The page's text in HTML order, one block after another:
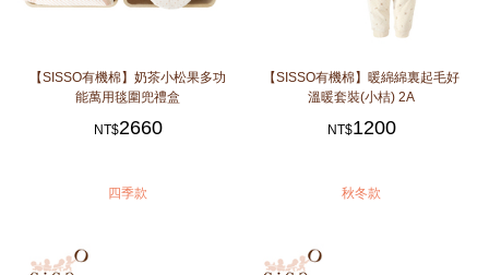
【SISSO有機棉】奶茶小松果多功
能萬用毯圍兜禮盒
NT$2660
四季款
【SISSO有機棉】暖綿綿裏起毛好
溫暖套裝(小桔) 2A
NT$1200
秋冬款